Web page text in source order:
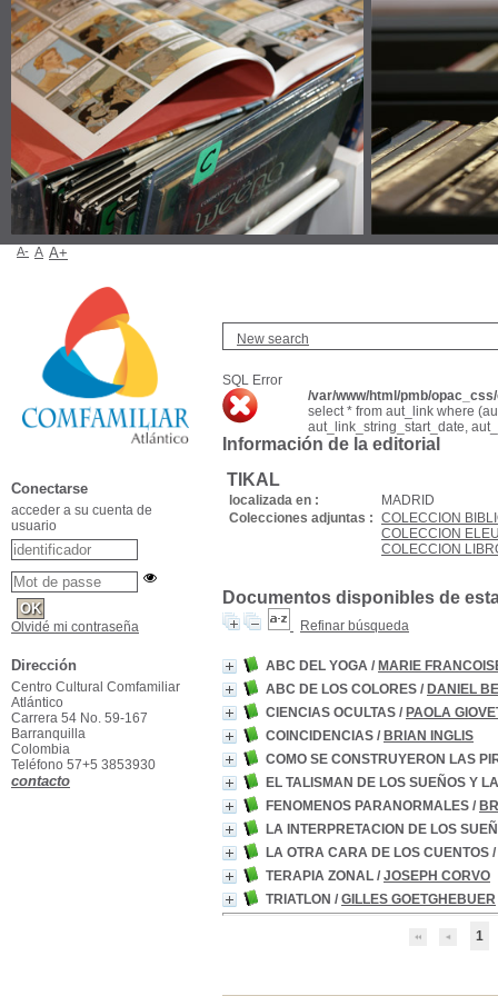
New search
SQL Error
/var/www/html/pmb/
select * from aut_link where
aut_link_string_start_date,
Información de la editorial
TIKAL
localizada en :
MADRID
Colecciones adjuntas : COLECCION
COLECCION
COLECCION
Documentos disponibles de
Refinar búsqueda
ABC DEL YOGA / MARIE
ABC DE LOS COLORES / DANIEL
CIENCIAS OCULTAS / PAOLA
COINCIDENCIAS / BRIAN INGLIS
COMO SE CONSTRUYERON LAS
EL TALISMAN DE LOS SUEÑOS Y
FENOMENOS PARANORMALES /
LA INTERPRETACION DE LOS
LA OTRA CARA DE LOS CUENTOS /
TERAPIA ZONAL / JOSEPH CORVO
TRIATLON / GILLES GOETGHEBUER
1
A- A A+
Conectarse
acceder a su cuenta de
usuario
Olvidé mi contraseña
Dirección
Centro Cultural Comfamiliar
Atlántico
Carrera 54 No. 59-167
Barranquilla
Colombia
Teléfono 57+5 3853930
contacto